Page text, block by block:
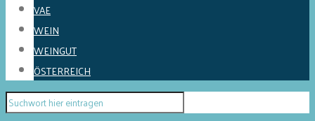
VAE
WEIN
WEINGUT
ÖSTERREICH